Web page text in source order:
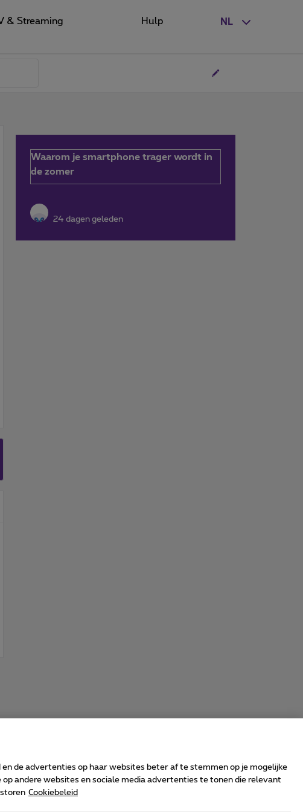
NL
& Streaming Hulp
Waarom je smartphone trager wordt in
de zomer
24 dagen geleden
de advertenties op haar websites beter af te stemmen op je mogelijke
andere websites en sociale media advertenties te tonen die relevant
Cookiebeleid